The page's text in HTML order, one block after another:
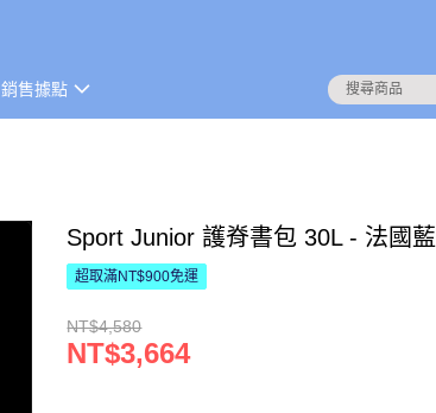
銷售據點
Sport Junior 護脊書包 30L - 法國藍
超取滿NT$900免運
NT$4,580
NT$3,664